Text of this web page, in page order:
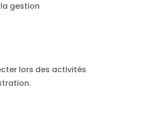
gestion
lors des activités